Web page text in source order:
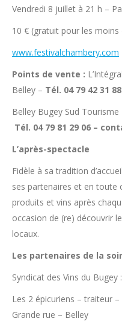
Vendredi 8 juillet à 21 h –
10 € (gratuit pour les moins
www.festivalchambery.com
Points de vente :
Belley – Tél. 04 79 42 31
Belley Bugey Sud
Tél. 04 79 81 29 06 –
L’après-spectacle
Fidèle à sa tradition
ses partenaires et en toute
produits et vins après
occasion de (re) découvrir
locaux.
Les partenaires de la
Syndicat des Vins du Bugey :
Les 2 épicuriens – traiteur
Grande rue – Belley